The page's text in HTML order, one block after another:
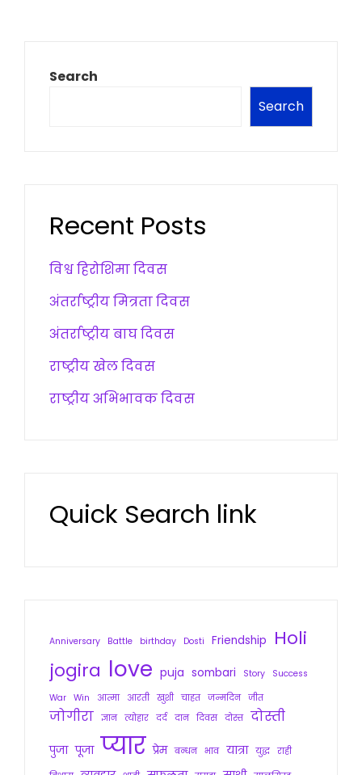
Search
Search
Recent Posts
विश्व हिरोशिमा दिवस
अंतर्राष्ट्रीय मित्रता दिवस
अंतर्राष्ट्रीय बाघ दिवस
राष्ट्रीय खेल दिवस
राष्ट्रीय अभिभावक दिवस
Quick Search link
Anniversary Battle birthday Dosti Friendship
Holi
jogira love puja sombari Story
Success
War Win आत्मा आरती खुशी चाहत जन्मदिन जीत
जोगीरा ज्ञान त्योहार दर्द दान दिवस दोस्त दोस्ती
पुजा पूजा प्यार प्रेम बन्धन भाव यात्रा युद्ध राही